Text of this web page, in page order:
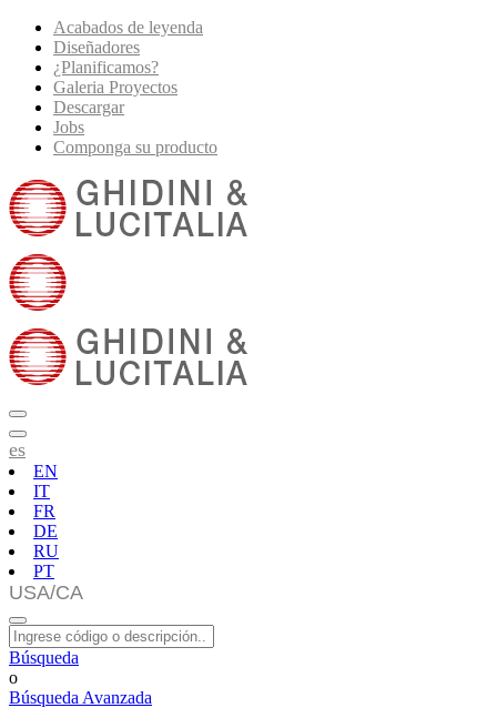
Acabados de leyenda
Diseñadores
¿Planificamos?
Galeria Proyectos
Descargar
Jobs
Componga su producto
es
EN
IT
FR
DE
RU
PT
Búsqueda
o
Búsqueda Avanzada